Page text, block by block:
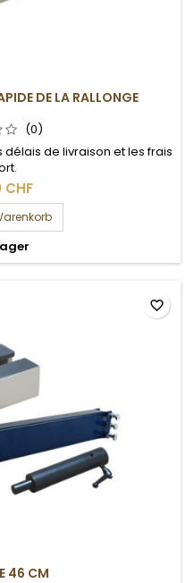
DE LA RALLONGE
(0)
de livraison et les frais
46 CM
favorite_border